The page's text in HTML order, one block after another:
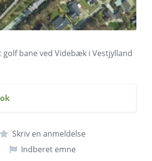
golf bane ved Videbæk i Vestjylland
Skriv en anmeldelse
Indberet emne